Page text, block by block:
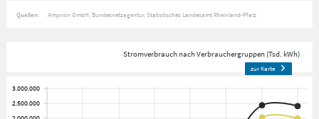
Quellen: Amprion GmbH Bundesnetzagentur Statistisches Landesamt Rheinland-Pfalz
Stromverbrauch nach Verbrauchergruppen (Tsd. kWh)
zur Karte